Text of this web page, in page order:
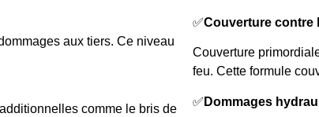
aux tiers. Ce niveau
comme le bris de
✅Couverture contre
Couverture
feu. Cette formule
✅ Dommages